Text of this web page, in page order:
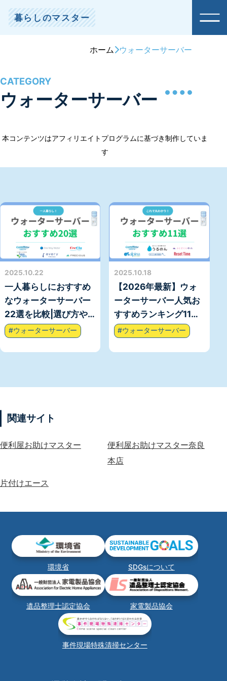
暮らしのマスター
ホーム ウォーターサーバー
ウォーターサーバー
本コンテンツはアフィリエイトプログラムに基づき制作していま
す
2025.10.22
一人暮らしにおすすめ
なウォーターサーバー
22選を比較|選び方や
メリットまで徹底解
説！
#ウォーターサーバー
2025.10.18
【2026年最新】ウォ
ーターサーバー人気お
すすめランキング11選
を徹底比較！失敗しな
い選び方も解説！
#ウォーターサーバー
関連サイト
便利屋お助けマスター
便利屋お助けマスター奈良
本店
片付けエース
環境省 SDGsについて
遺品整理士認定協会 家電製品協会
事件現場特殊清掃センター